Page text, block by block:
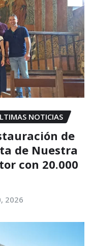
NOTICIAS
de
de Nuestra
con 20.000
2026